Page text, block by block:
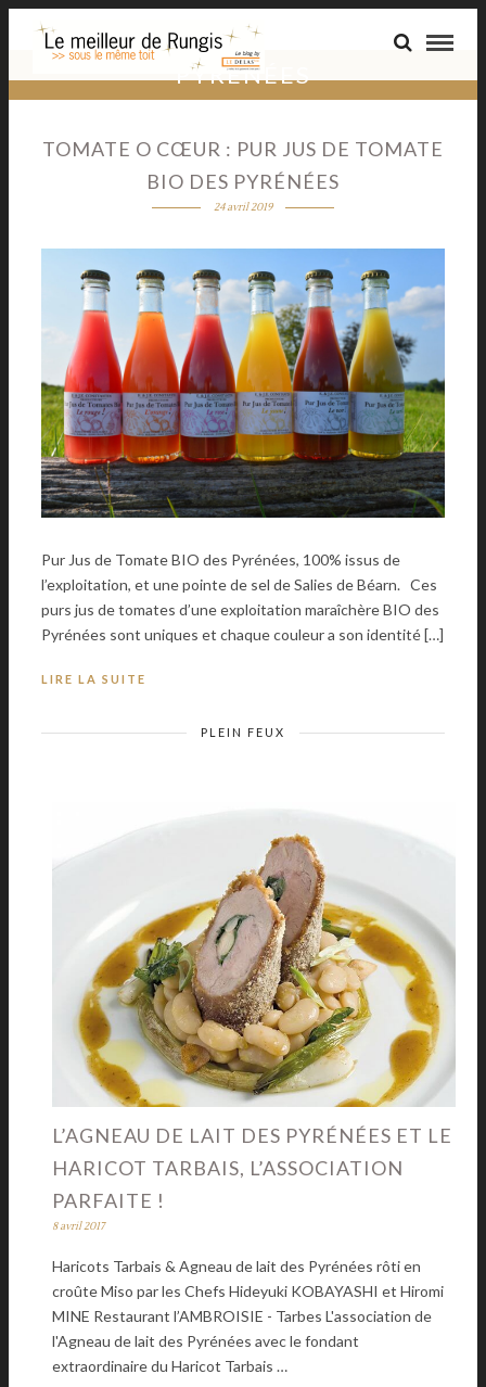
PYRÉNÉES
TOMATE O CŒUR : PUR JUS DE TOMATE
BIO DES PYRÉNÉES
24 avril 2019
Pur Jus de Tomate BIO des Pyrénées, 100% issus de
l’exploitation, et une pointe de sel de Salies de Béarn. Ces
purs jus de tomates d’une exploitation maraîchère BIO des
Pyrénées sont uniques et chaque couleur a son identité […]
LIRE LA SUITE
PLEIN FEUX
L’AGNEAU DE LAIT DES PYRÉNÉES ET LE
HARICOT TARBAIS, L’ASSOCIATION
PARFAITE !
8 avril 2017
Haricots Tarbais & Agneau de lait des Pyrénées rôti en
croûte Miso par les Chefs Hideyuki KOBAYASHI et Hiromi
MINE Restaurant l’AMBROISIE - Tarbes L'association de
l'Agneau de lait des Pyrénées avec le fondant
extraordinaire du Haricot Tarbais …